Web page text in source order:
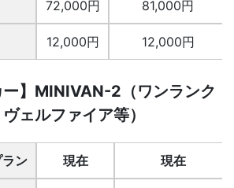
72,000円
12,000円
81,000円
12,000円
ー】MINIVAN-2（ワンランク
ェルファイア等）
ン 現在 現在